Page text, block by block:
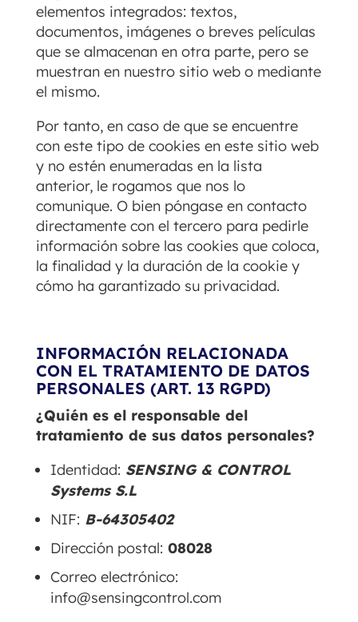
elementos integrados: textos,
documentos, imágenes o breves películas
que se almacenan en otra parte, pero se
muestran en nuestro sitio web o mediante
el mismo.
Por tanto, en caso de que se encuentre
con este tipo de cookies en este sitio web
y no estén enumeradas en la lista
anterior, le rogamos que nos lo
comunique. O bien póngase en contacto
directamente con el tercero para pedirle
información sobre las cookies que coloca,
la finalidad y la duración de la cookie y
cómo ha garantizado su privacidad.
INFORMACIÓN RELACIONADA
CON EL TRATAMIENTO DE DATOS
PERSONALES (ART. 13 RGPD)
¿Quién es el responsable del
tratamiento de sus datos personales?
Identidad: SENSING & CONTROL
Systems S.L
NIF: B-64305402
Dirección postal: 08028
Correo electrónico:
info@sensingcontrol.com